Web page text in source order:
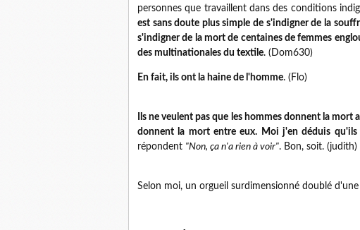
personnes que travaillent dans des conditions
est sans doute plus simple de s'indigner de la
s'indigner de la mort de centaines de femmes
des multinationales du textile. (Dom630)
En fait, ils ont la haine de l'homme. (Flo)
Ils ne veulent pas que les hommes donnent la
donnent la mort entre eux. Moi j'en déduis
répondent "Non, ça n'a rien à voir". Bon, soit. (judith)
Selon moi, un orgueil surdimensionné doublé